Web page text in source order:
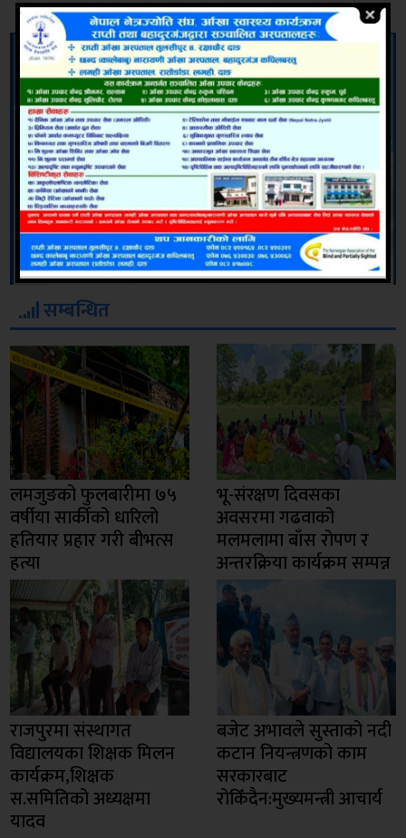
सम्बन्धित
लमजुङको फुलबारीमा ७५
वर्षीया सार्कीको धारिलो
हतियार प्रहार गरी बीभत्स
हत्या
भू-संरक्षण दिवसका
अवसरमा गढवाको
मलमलामा बाँस रोपण र
अन्तरक्रिया कार्यक्रम सम्पन्न
राजपुरमा संस्थागत
विद्यालयका शिक्षक मिलन
कार्यक्रम,शिक्षक
स.समितिको अध्यक्षमा
यादव
बजेट अभावले सुस्ताको नदी
कटान नियन्त्रणको काम
सरकारबाट
रोकिँदैन:मुख्यमन्त्री आचार्य